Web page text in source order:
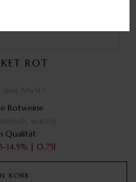
ROT
(inkl. MwSt.)
Rotweine
würzig
Qualität
14,5% | 0.75l
KORB